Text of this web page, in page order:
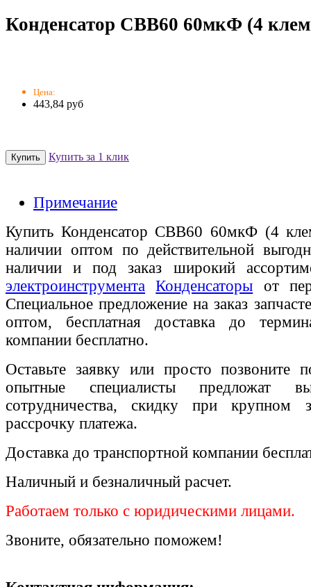
Конденсатор СВВ60 60мкФ (4
Цена:
443,84 руб
Купить за 1 клик
Примечание
Купить Конденсатор СВВ60 60мкФ (4
наличии оптом по действительной
наличии и под заказ широкий
электроинструмента
Конденсаторы от
Специальное предложение на заказ
оптом, бесплатная доставка до
компании бесплатно.
Оставьте заявку или просто позвоните
опытные специалисты предложат
сотрудничества, скидку при крупном
рассрочку платежа.
Доставка до транспортной компании
Наличный и безналичный расчет.
Работаем только с юридическими лицами.
Звоните, обязательно поможем!